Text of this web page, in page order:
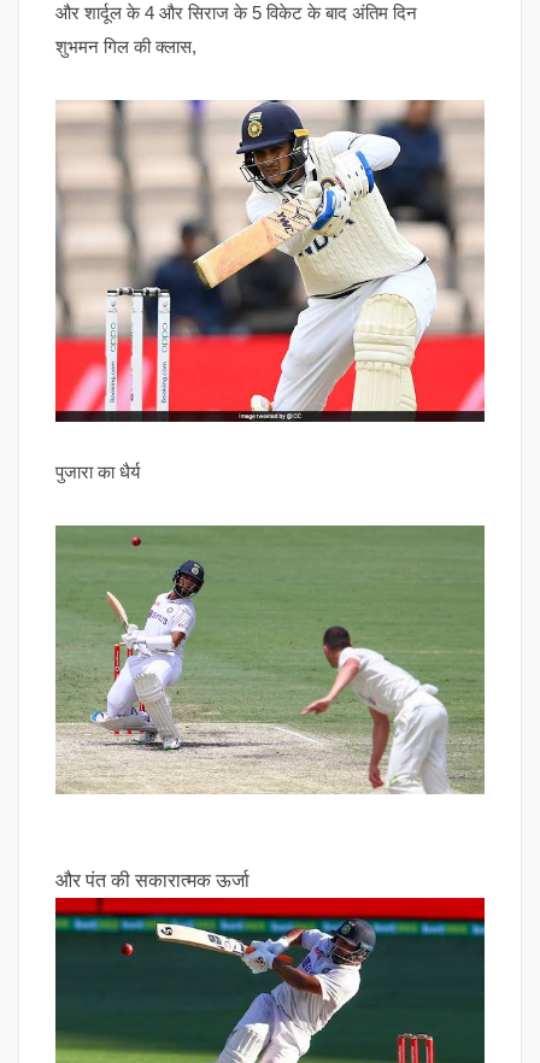
और शार्दूल के 4 और सिराज के 5 विकेट के बाद अंतिम दिन
शुभमन गिल की क्लास,
पुजारा का धैर्य
और पंत की सकारात्मक ऊर्जा